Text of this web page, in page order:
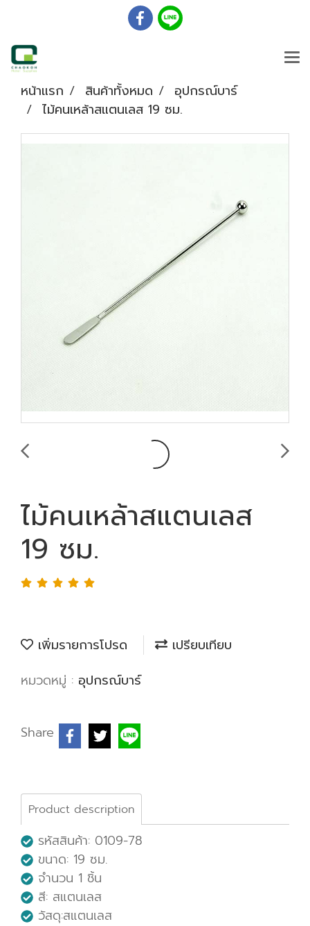
หน้าแรก สินค้าทั้งหมด
อุปกรณ์บาร์
ไม้คนเหล้าสแตนเลส 19 ซม.
ไม้คนเหล้าสแตนเลส
19 ซม.
เพิ่มรายการโปรด
เปรียบเทียบ
หมวดหมู่ : อุปกรณ์บาร์
Share
Product description
รหัสสินค้า: 0109-78
ขนาด: 19 ซม.
จำนวน 1 ชิ้น
สี: สแตนเลส
วัสดุ:สแตนเลส